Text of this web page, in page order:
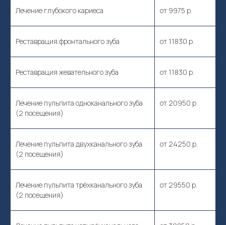
Лечение глубокого кариеса от 9975 р.
Реставрация фронтального зуба от 11830 р.
Реставрация жевательного зуба от 11830 р.
Лечение пульпита одноканального зуба
(2 посещения)
от 20950 р.
Лечение пульпита двухканального зуба
(2 посещения)
от 24250 р.
Лечение пульпита трёхканального зуба
(2 посещения)
от 29550 р.